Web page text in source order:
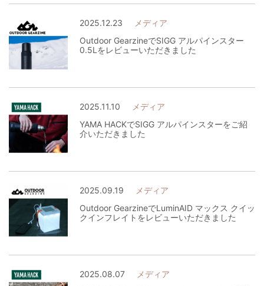
2025.12.23
メディア
Outdoor GearzineでSIGG アルパインスター
0.5Lをレビューいただきました
2025.11.10
メディア
YAMA HACKでSIGG アルパインスターをご紹
介いただきました
2025.09.19
メディア
Outdoor GearzineでLuminAID マックス クイッ
クインフレイトをレビューいただきました
2025.08.07
メディア